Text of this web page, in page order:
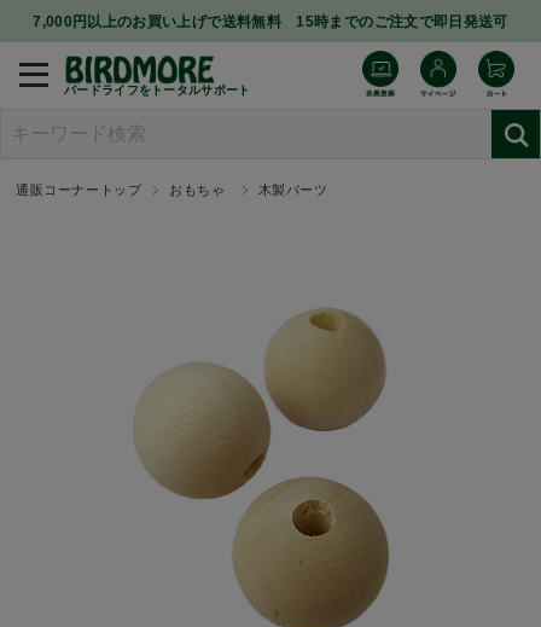
7,000円以上のお買い上げで送料無料 15時までのご注文で即日発送可
バードライフをトータルサポート
通販コーナートップ おもちゃ 木製パーツ